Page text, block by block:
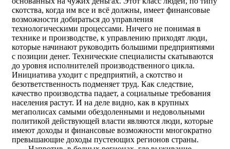
скотства, когда им все и всё должны, имеет финансовые
возможности добираться до управления
технологическими процессами. Ничего не понимая в
технике и производстве, к управлению приходят люди,
которые начинают руководить большими предприятиями
с позиции денег. Технические специалисты скатываются
до уровня исполнителей производственного цикла.
Инициатива уходит с предприятий, а скотство и
безответственность подменяет труд. Как следствие,
качество производства падает, а социальные требования
населения растут. И на деле видно, как в крупных
мегаполисах самыми обездоленными и недовольными
политикой действующей власти являются люди, которые
имеют доходы и финансовые возможности многократно
превышающие доходы пустеющих регионов страны.